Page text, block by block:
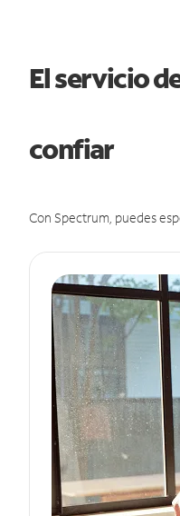
El servicio
confiar
Con Spectrum, puedes